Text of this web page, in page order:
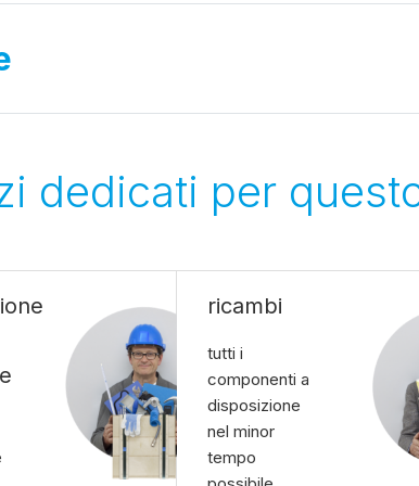
dedicati per
ricambi
tutti i
componenti a
disposizione
nel minor
tempo